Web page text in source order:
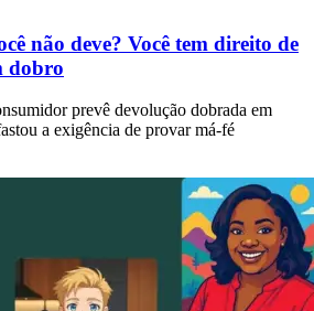
não deve? Você tem direito de
dobro
prevê devolução dobrada em
a exigência de provar má-fé